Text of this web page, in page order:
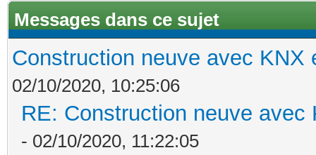
Messages dans ce sujet
Construction neuve avec KNX
02/10/2020, 10:25:06
RE: Construction neuve avec
- 02/10/2020, 11:22:05